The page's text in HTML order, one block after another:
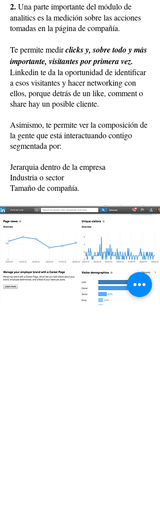
2.Una parte importante del módulo de
analitics es la medición sobre las acciones
tomadas en la página de compañía.
Te permite medirclicks y, sobre todo y más
importante, visitantes por primera vez.
Linkedin te da la oportunidad de identificar
a esos visitantes y hacer networking con
ellos, porque detrás de un like, comment o
share hay un posible cliente.
Asimismo, te permite ver la composición de
la gente que está interactuando contigo
segmentada por:
Jerarquia dentro de la empresa
Industria o sector
Tamaño de compañía.